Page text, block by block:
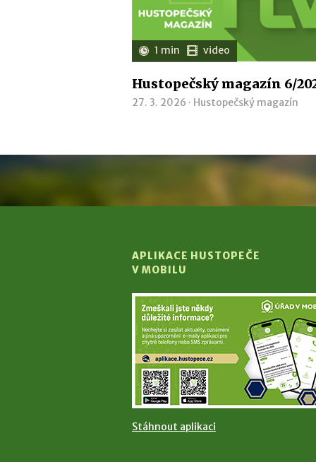
1 min video
Hustopečský magazín 6/
27. 3. 2026 · Hustopečský magazín
APLIKACE HUSTOPEČE
V MOBILU
Stáhnout aplikaci